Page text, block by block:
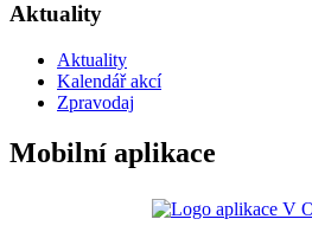
Aktuality
Aktuality
Kalendář akcí
Zpravodaj
Mobilní aplikace